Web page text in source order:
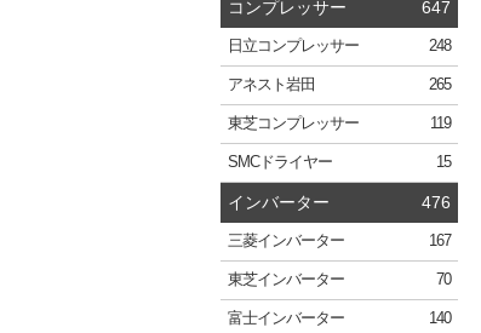
コンプレッサー 647
日立コンプレッサー 248
アネスト岩田 265
東芝コンプレッサー 119
SMCドライヤー 15
インバーター 476
三菱インバーター 167
東芝インバーター 70
富士インバーター 140